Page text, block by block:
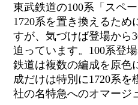
東武鉄道の100系「スペ
1720系を置き換えるため
すが、気づけば登場から
迫っています。 100系登場
鉄道は複数の編成を原色
成だけは特別に1720系を
社の名特急へのオマージ